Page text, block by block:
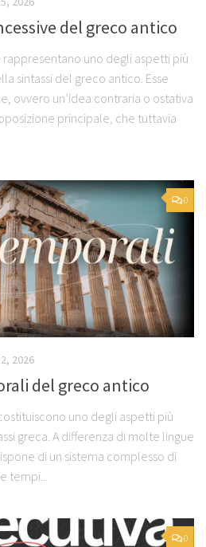
del greco antico
uno degli aspetti più
sintassi del greco antico. Esse
ovvero un’idea contraria o ostativa
principale, che tuttavia
0
2026
del greco antico
uno degli aspetti più
greca. A differenza di molte lingue
di un sistema complesso di
tempi...
0